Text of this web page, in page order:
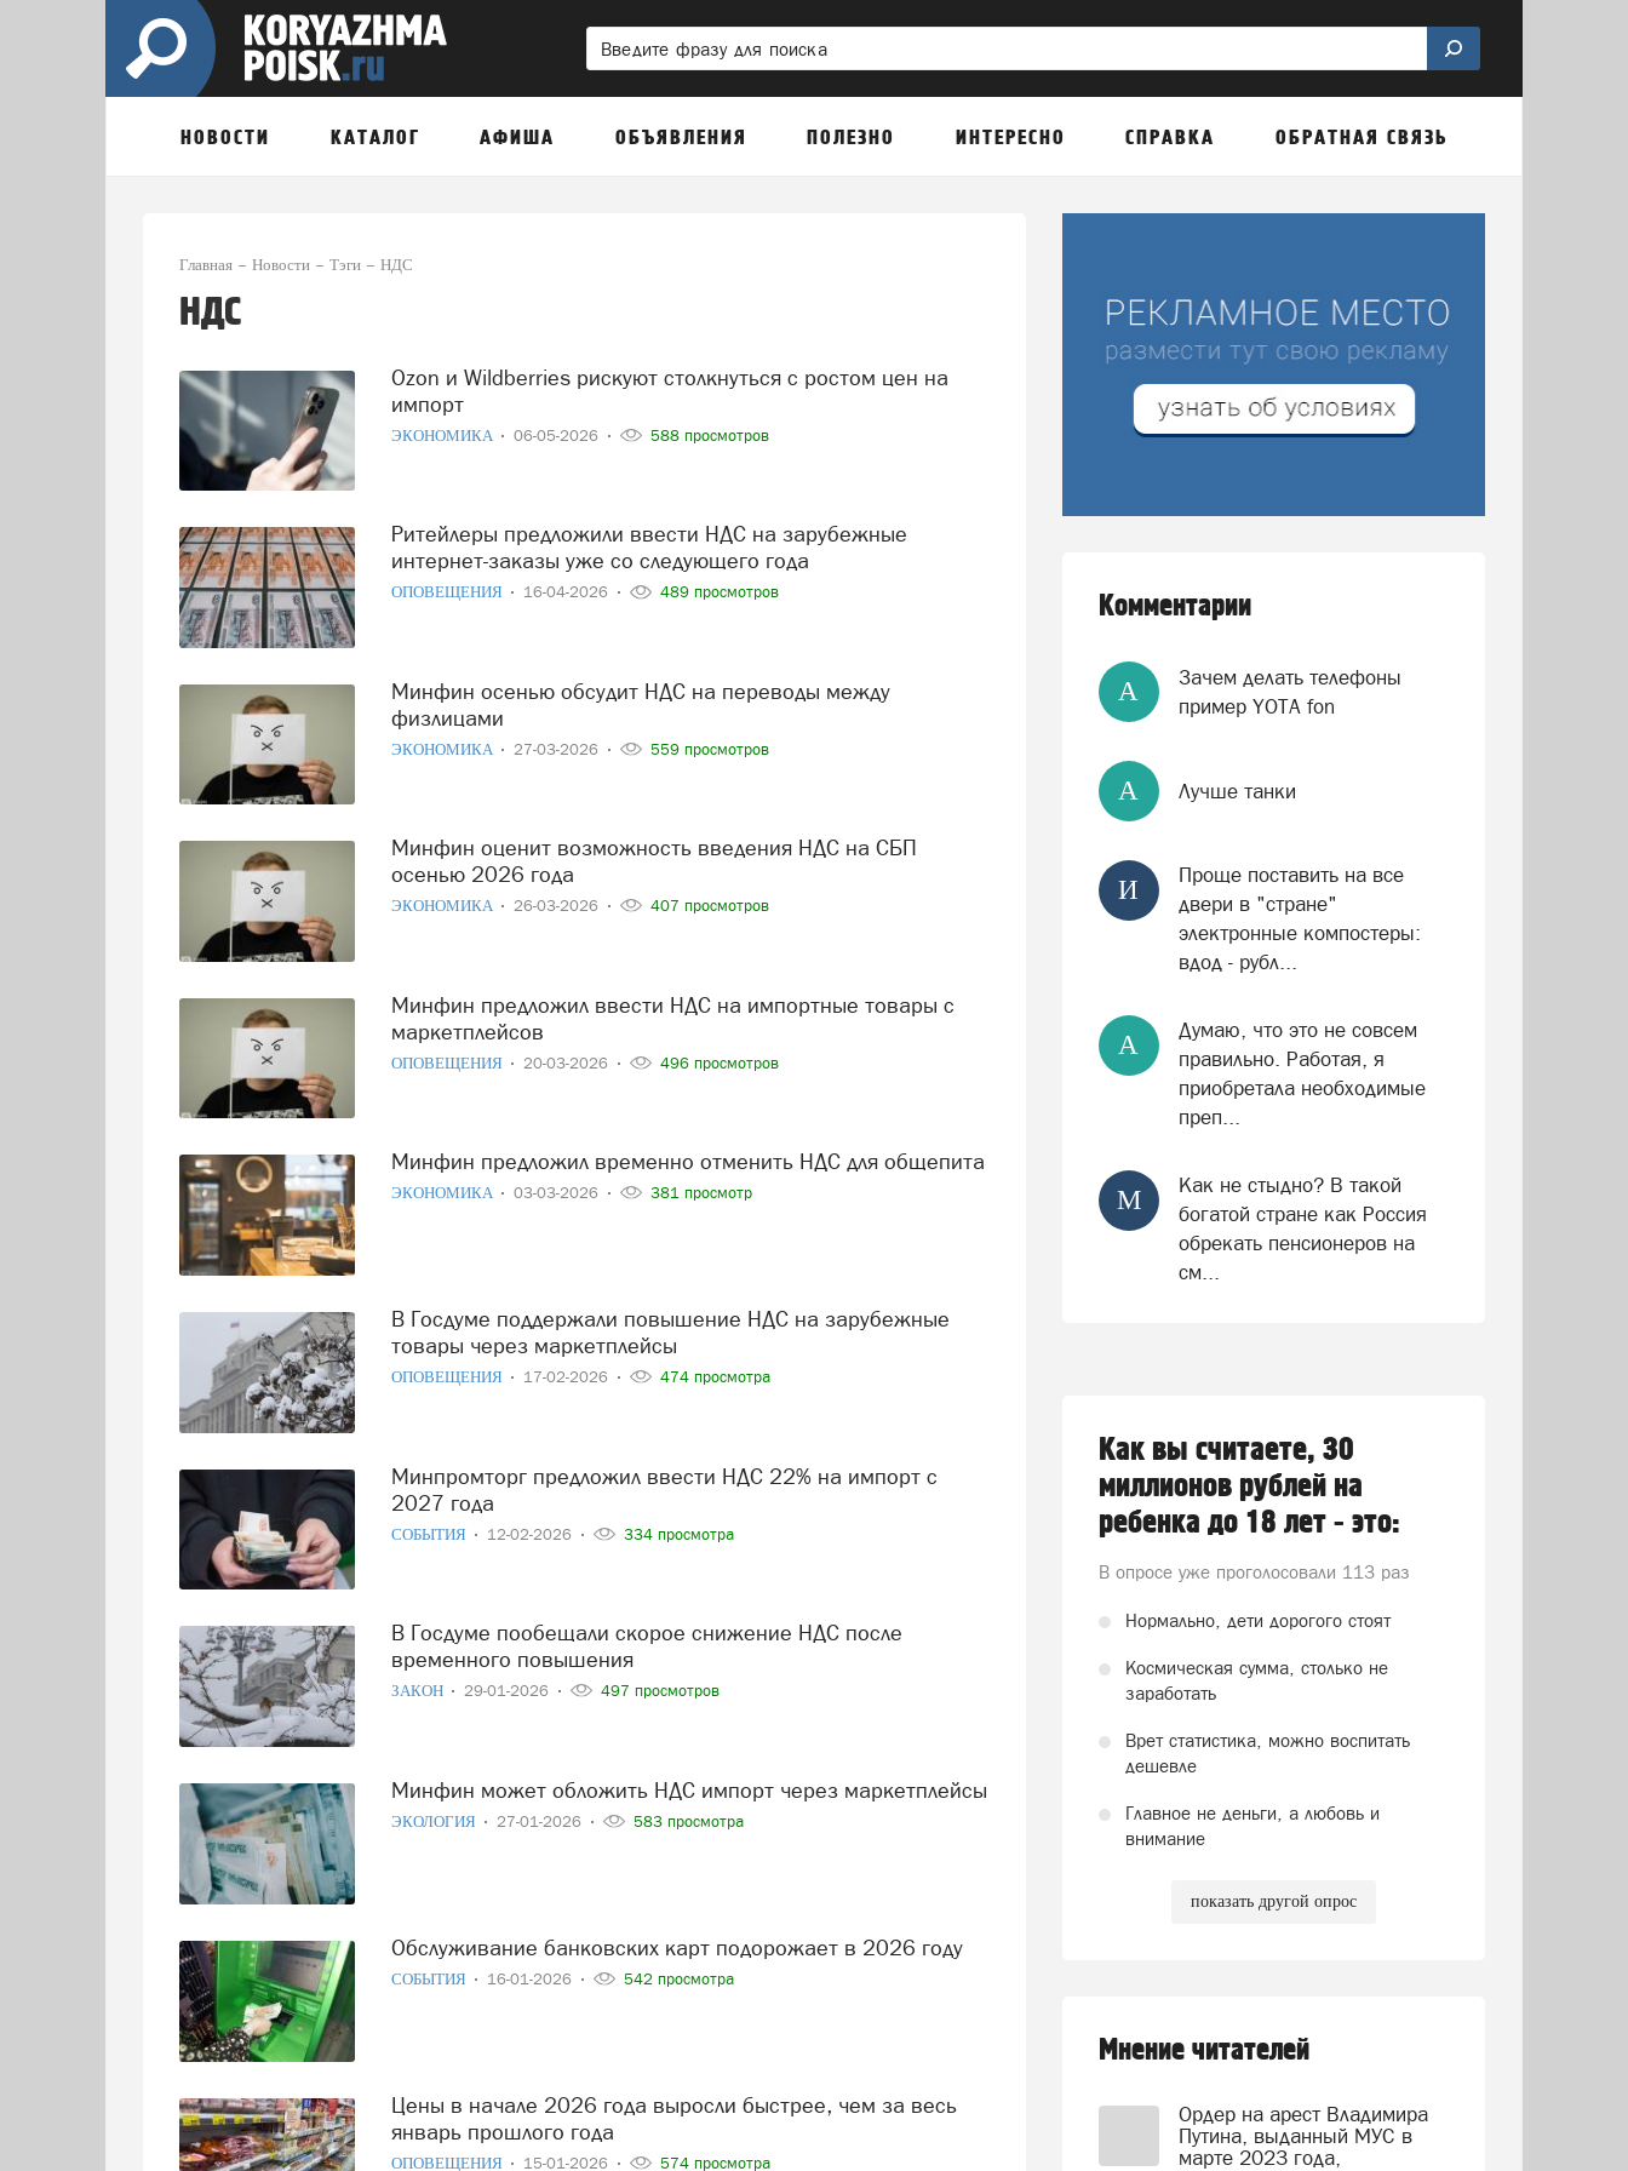
НОВОСТИ КАТАЛОГ АФИША ОБЪЯВЛЕНИЯ ПОЛЕЗНО ИНТЕРЕСНО СПРАВКА ОБРАТНАЯ СВЯЗЬ
Главная Новости Тэги НДС
НДС
Ozon и Wildberries рискуют столкнуться с ростом цен на
импорт
ЭКОНОМИКА 06-05-2026 588 просмотров
Ритейлеры предложили ввести НДС на зарубежные
интернет-заказы уже со следующего года
ОПОВЕЩЕНИЯ 16-04-2026 489 просмотров
Минфин осенью обсудит НДС на переводы между
физлицами
ЭКОНОМИКА 27-03-2026 559 просмотров
Минфин оценит возможность введения НДС на СБП
осенью 2026 года
ЭКОНОМИКА 26-03-2026 407 просмотров
Минфин предложил ввести НДС на импортные товары с
маркетплейсов
ОПОВЕЩЕНИЯ 20-03-2026 496 просмотров
Минфин предложил временно отменить НДС для общепита
ЭКОНОМИКА 03-03-2026 381 просмотр
В Госдуме поддержали повышение НДС на зарубежные
товары через маркетплейсы
ОПОВЕЩЕНИЯ 17-02-2026 474 просмотра
Минпромторг предложил ввести НДС 22% на импорт с
2027 года
СОБЫТИЯ 12-02-2026 334 просмотра
В Госдуме пообещали скорое снижение НДС после
временного повышения
ЗАКОН 29-01-2026 497 просмотров
Минфин может обложить НДС импорт через маркетплейсы
ЭКОЛОГИЯ 27-01-2026 583 просмотра
Обслуживание банковских карт подорожает в 2026 году
СОБЫТИЯ 16-01-2026 542 просмотра
Цены в начале 2026 года выросли быстрее, чем за весь
январь прошлого года
ОПОВЕЩЕНИЯ 15-01-2026 574 просмотра
Комментарии
А
Зачем делать телефоны
пример YOTA fon
А Лучше танки
И
Проще поставить на все
двери в "стране"
электронные компостеры:
вдод - рубл...
А
Думаю, что это не совсем
правильно. Работая, я
приобретала необходимые
преп...
М
Как не стыдно? В такой
богатой стране как Россия
обрекать пенсионеров на
см...
Как вы считаете, 30
миллионов рублей на
ребенка до 18 лет - это:
В опросе уже проголосовали 113 раз
Нормально, дети дорогого стоят
Космическая сумма, столько не
заработать
Врет статистика, можно воспитать
дешевле
Главное не деньги, а любовь и
внимание
показать другой опрос
Мнение читателей
Ордер на арест Владимира
Путина, выданный МУС в
марте 2023 года,